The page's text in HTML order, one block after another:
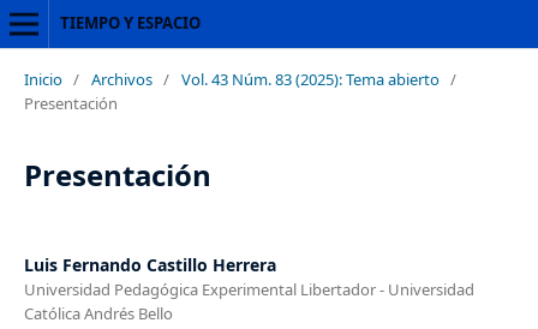
TIEMPO Y ESPACIO
Inicio / Archivos / Vol. 43 Núm. 83 (2025): Tema abierto /
Presentación
Presentación
Luis Fernando Castillo Herrera
Universidad Pedagógica Experimental Libertador - Universidad
Católica Andrés Bello